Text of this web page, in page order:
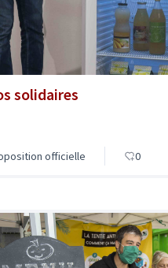
solidaires
officielle 0